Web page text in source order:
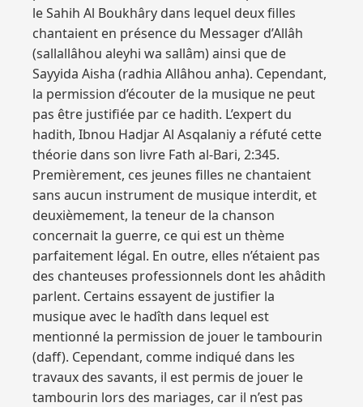
le Sahih Al Boukhâry dans lequel deux filles
chantaient en présence du Messager d’Allâh
(sallallâhou aleyhi wa sallâm) ainsi que de
Sayyida Aisha (radhia Allâhou anha). Cependant,
la permission d’écouter de la musique ne peut
pas être justifiée par ce hadith. L’expert du
hadith, Ibnou Hadjar Al Asqalaniy a réfuté cette
théorie dans son livre Fath al-Bari, 2:345.
Premièrement, ces jeunes filles ne chantaient
sans aucun instrument de musique interdit, et
deuxièmement, la teneur de la chanson
concernait la guerre, ce qui est un thème
parfaitement légal. En outre, elles n’étaient pas
des chanteuses professionnels dont les ahâdith
parlent. Certains essayent de justifier la
musique avec le hadîth dans lequel est
mentionné la permission de jouer le tambourin
(daff). Cependant, comme indiqué dans les
travaux des savants, il est permis de jouer le
tambourin lors des mariages, car il n’est pas